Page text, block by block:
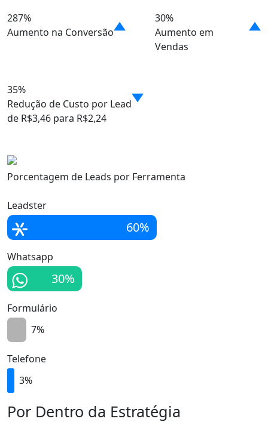
287%
Aumento na Conversão
30%
Aumento em
Vendas
35%
Redução de Custo por Lead
de R$3,46 para R$2,24
Porcentagem de Leads por Ferramenta
Leadster
60%
Whatsapp
30%
Formulário
7%
Telefone
3%
Por Dentro da Estratégia